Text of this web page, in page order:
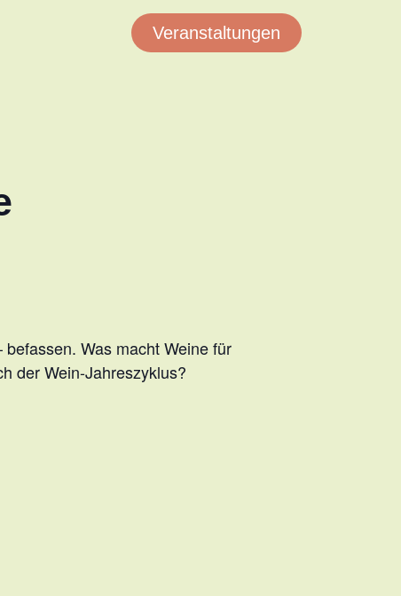
Veranstaltungen
Was macht Weine für
der Wein-Jahreszyklus?